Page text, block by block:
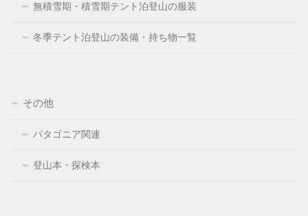
無積雪期・積雪期テント泊登山の服装
冬季テント泊登山の装備・持ち物一覧
その他
パタゴニア関連
登山本・探検本